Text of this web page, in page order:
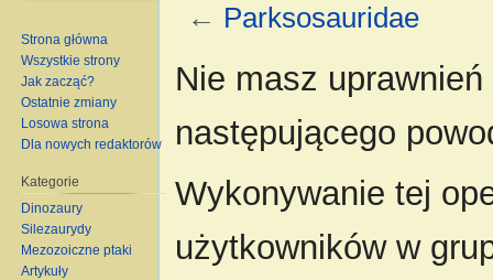
← Parksosauridae
Nie masz
następującego
Wykonywanie tej
użytkowników w
Strona główna
Wszystkie strony
Jak zacząć?
Ostatnie zmiany
Losowa strona
Dla nowych redaktorów
Kategorie
Dinozaury
Silezaurydy
Mezozoiczne ptaki
Artykuły